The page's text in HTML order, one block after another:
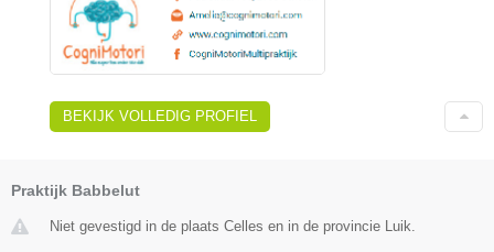
BEKIJK VOLLEDIG PROFIEL
Praktijk Babbelut
Niet gevestigd in de plaats Celles en in de provincie Luik.